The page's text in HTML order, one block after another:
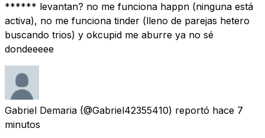
****** levantan? no me funciona happn (ninguna está
activa), no me funciona tinder (lleno de parejas hetero
buscando trios) y okcupid me aburre ya no sé
dondeeeee
Gabriel Demaria (@Gabriel42355410) reportó hace 7
minutos